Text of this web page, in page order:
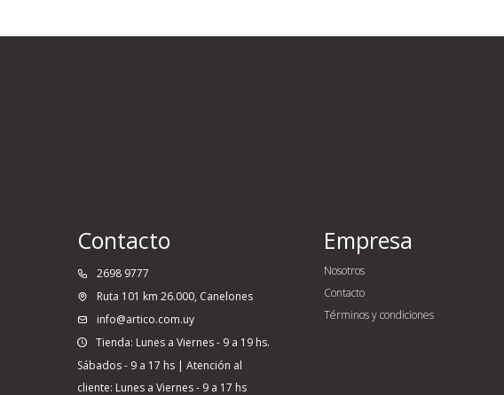
Contacto
2698 9777
Ruta 101 km 26.000, Canelones
info@artico.com.uy
Tienda: Lunes a Viernes - 9 a 19 hs.
Sábados - 9 a 17 hs | Atención al
cliente: Lunes a Viernes - 9 a 17 hs
Empresa
Nosotros
Contacto
Términos y condiciones